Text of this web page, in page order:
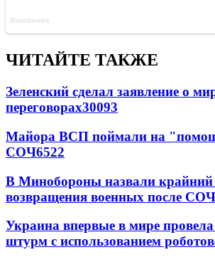
ЧИТАЙТЕ ТАКЖЕ
Зеленский сделал заявление о
переговорах30093
Майора ВСП поймали на
СОЧ6522
В Минобороны назвали крайний
возвращения военных после СОЧ
Украина впервые в мире
штурм с использованием роботов